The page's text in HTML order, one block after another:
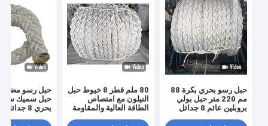
حبل رسو بحري بكرة 88
مم 220 متر حبل بولي
بروبلين عائم 8 جدائل
80 ملم قطر 8 خيوط حبل
النيلون مع امتصاص
الطاقة العالية والمقاومة
حبل رسو مضفر
حبل سميك